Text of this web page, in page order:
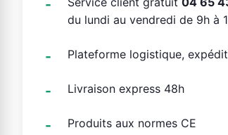
du lundi au vendredi de 9h à
Plateforme logistique,
Livraison express 48h
Produits aux normes CE